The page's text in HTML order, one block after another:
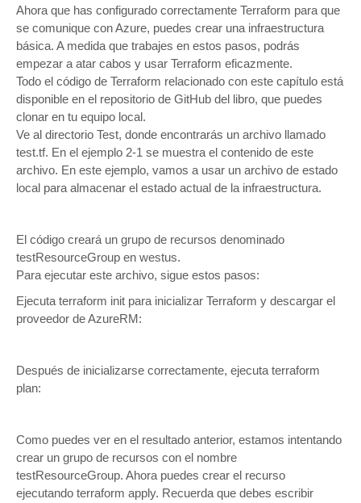
Ahora que has configurado correctamente Terraform para que
se comunique con Azure, puedes crear una infraestructura
básica. A medida que trabajes en estos pasos, podrás
empezar a atar cabos y usar Terraform eficazmente.
Todo el código de Terraform relacionado con este capítulo está
disponible en el repositorio de GitHub del libro, que puedes
clonar en tu equipo local.
Ve al directorio Test, donde encontrarás un archivo llamado
test.tf. En el ejemplo 2-1 se muestra el contenido de este
archivo. En este ejemplo, vamos a usar un archivo de estado
local para almacenar el estado actual de la infraestructura.
El código creará un grupo de recursos denominado
testResourceGroup en westus.
Para ejecutar este archivo, sigue estos pasos:
Ejecuta terraform init para inicializar Terraform y descargar el
proveedor de AzureRM:
Después de inicializarse correctamente, ejecuta terraform
plan:
Como puedes ver en el resultado anterior, estamos intentando
crear un grupo de recursos con el nombre
testResourceGroup. Ahora puedes crear el recurso
ejecutando terraform apply. Recuerda que debes escribir